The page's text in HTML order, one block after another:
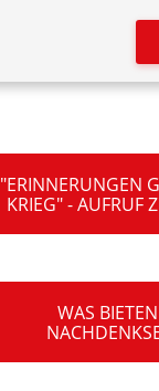
"ERINNERUNGEN
KRIEG" - AUFRUF
WAS